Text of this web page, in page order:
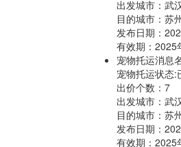
出发城市：武
目的城市：苏
发布日期：
有效期：2025
宠物托运消息
宠物托运状态:
出价个数： 7
出发城市：武
目的城市：苏
发布日期：
有效期：2025